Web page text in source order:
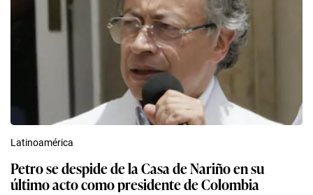
Latinoamérica
Petro se despide de la Casa de Nariño en su
último acto como presidente de Colombia